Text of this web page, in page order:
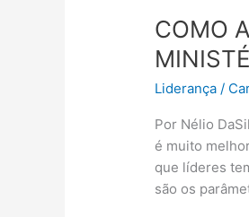
COMO
Liderança /
Por Nélio
é muito
que líderes
são os
COMO
UMA
POSSÍVEL
DE
MINISTÉRIO